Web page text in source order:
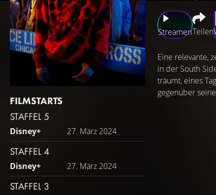
FILMSTARTS
STAFFEL 5
Disney+ 27. März 2024
STAFFEL 4
Disney+ 27. März 2024
STAFFEL 3
StreamenTeilen
Eine relevante,
in der South
träumt, eines
gegenüber